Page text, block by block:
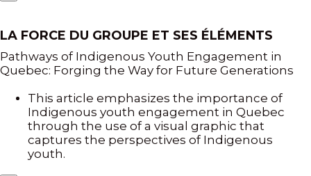
LA FORCE DU GROUPE ET SES ÉLÉMENTS
Pathways of Indigenous Youth Engagement in
Quebec: Forging the Way for Future Generations
This article emphasizes the importance of
Indigenous youth engagement in Quebec
through the use of a visual graphic that
captures the perspectives of Indigenous
youth.